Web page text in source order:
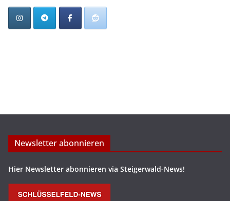
Newsletter abonnieren
Hier Newsletter abonnieren via Steigerwald-News!